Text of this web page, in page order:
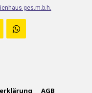
ges.m.b.h.
AGB